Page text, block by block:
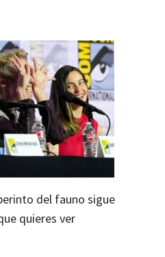
del fauno sigue
quieres ver